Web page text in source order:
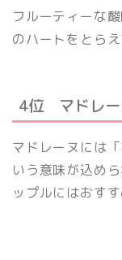
フルーティーな
のハートをとら
4位 マドレー
マドレーヌには
いう意味が込め
ップルにはおすす